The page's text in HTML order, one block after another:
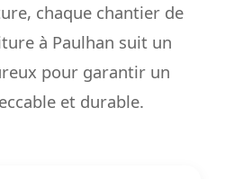
chaque chantier de
à Paulhan suit un
pour garantir un
et durable.